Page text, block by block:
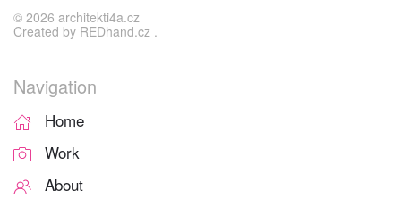
© 2026 architekti4a.cz
Created by REDhand.cz .
Navigation
Home
Work
About